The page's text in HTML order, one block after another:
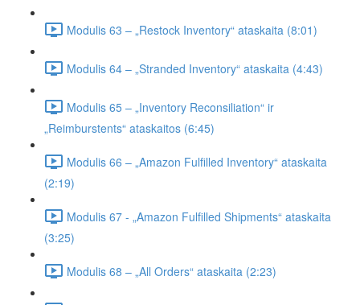
Modulis 63 – „Restock Inventory“ ataskaita (8:01)
Modulis 64 – „Stranded Inventory“ ataskaita (4:43)
Modulis 65 – „Inventory Reconsiliation“ ir
„Reimburstents“ ataskaitos (6:45)
Modulis 66 – „Amazon Fulfilled Inventory“ ataskaita
(2:19)
Modulis 67 - „Amazon Fulfilled Shipments“ ataskaita
(3:25)
Modulis 68 – „All Orders“ ataskaita (2:23)